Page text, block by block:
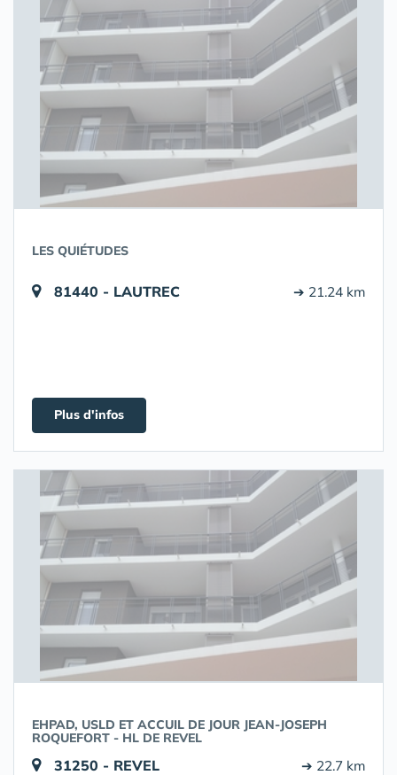
LES QUIÉTUDES
81440 - LAUTREC ➔ 21.24 km
Plus d'infos
EHPAD, USLD ET ACCUIL DE JOUR JEAN-JOSEPH
ROQUEFORT - HL DE REVEL
31250 - REVEL ➔ 22.7 km